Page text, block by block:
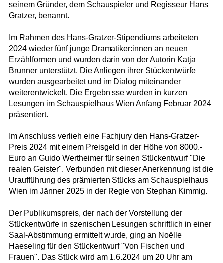
seinem Gründer, dem Schauspieler und Regisseur Hans
Gratzer, benannt.
Im Rahmen des Hans-Gratzer-Stipendiums arbeiteten
2024 wieder fünf junge Dramatiker:innen an neuen
Erzählformen und wurden darin von der Autorin Katja
Brunner unterstützt. Die Anliegen ihrer Stückentwürfe
wurden ausgearbeitet und im Dialog miteinander
weiterentwickelt. Die Ergebnisse wurden in kurzen
Lesungen im Schauspielhaus Wien Anfang Februar 2024
präsentiert.
Im Anschluss verlieh eine Fachjury den Hans-Gratzer-
Preis 2024 mit einem Preisgeld in der Höhe von 8000.-
Euro an Guido Wertheimer für seinen Stückentwurf "Die
realen Geister". Verbunden mit dieser Anerkennung ist die
Uraufführung des prämierten Stücks am Schauspielhaus
Wien im Jänner 2025 in der Regie von Stephan Kimmig.
Der Publikumspreis, der nach der Vorstellung der
Stückentwürfe in szenischen Lesungen schriftlich in einer
Saal-Abstimmung ermittelt wurde, ging an Noëlle
Haeseling für den Stückentwurf "Von Fischen und
Frauen". Das Stück wird am 1.6.2024 um 20 Uhr am